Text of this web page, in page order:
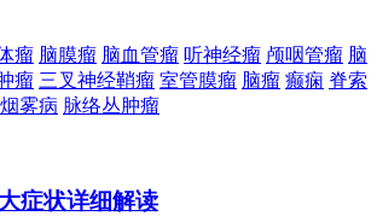
瘤 脑膜瘤 脑血管瘤 听神经瘤 颅咽管瘤 脑
瘤 三叉神经鞘瘤 室管膜瘤 脑瘤 癫痫 脊索
烟雾病 脉络丛肿瘤
症状详细解读